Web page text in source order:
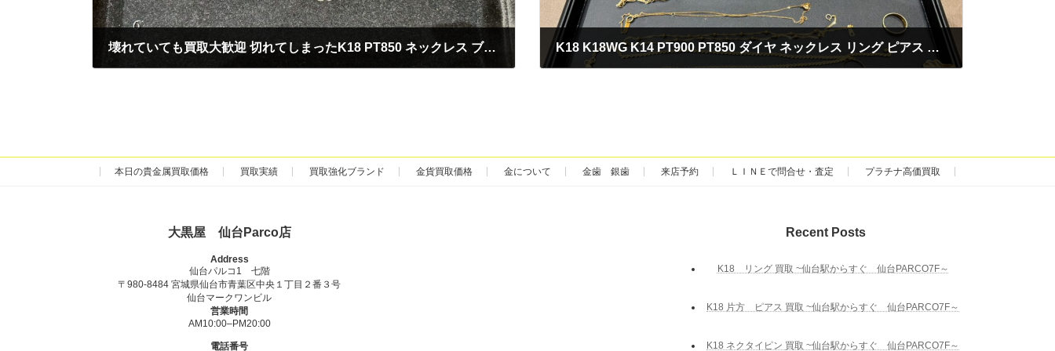
壊れていても買取大歓迎 切れてしまったK18 PT850 ネックレス ブレスレット 買取 K18 K18WG K14 PT900 PT850 ダイヤ ネックレス リング ピアス ブレスレット 買取
本日の貴金属買取価格 買取実績 買取強化ブランド 金貨買取価格 金について 金歯 銀歯 来店予約 ＬＩＮＥで問合せ・査定 プラチナ高価買取
大黒屋 仙台Parco店
Address
仙台パルコ1 七階
〒980-8484 宮城県仙台市青葉区中央１丁目２番３号
仙台マークワンビル
営業時間
AM10:00–PM20:00
電話番号
Recent Posts
K18 リング 買取 ~仙台駅からすぐ 仙台PARCO7F～
K18 片方 ピアス 買取 ~仙台駅からすぐ 仙台PARCO7F～
K18 ネクタイピン 買取 ~仙台駅からすぐ 仙台PARCO7F～